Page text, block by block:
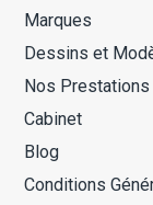
Marques
Dessins et
Nos Prestations
Cabinet
Blog
Conditions